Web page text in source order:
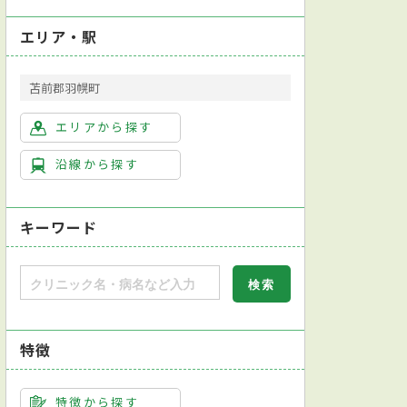
エリア・駅
苫前郡羽幌町
エリアから探す
沿線から探す
キーワード
特徴
特徴から探す